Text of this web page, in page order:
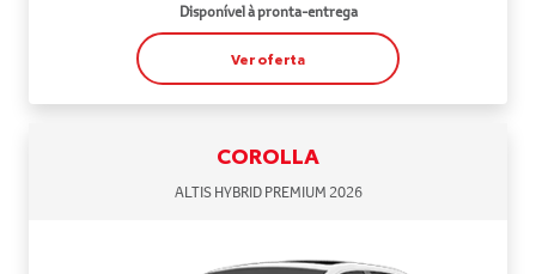
Disponível à pronta-entrega
Ver oferta
COROLLA
ALTIS HYBRID PREMIUM 2026